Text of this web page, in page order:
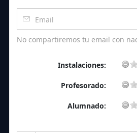
No compartiremos tu email con
Instalaciones:
Profesorado:
Alumnado: